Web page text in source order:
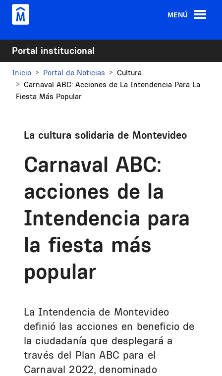
Pasar al contenido principal
MENÚ
Portal institucional
Inicio Portal de Noticias
Cultura
Carnaval ABC: Acciones de La Intendencia Para La
Fiesta Más Popular
La cultura solidaria de Montevideo
Carnaval ABC:
acciones de la
Intendencia para
la fiesta más
popular
La Intendencia de Montevideo
definió las acciones en beneficio de
la ciudadanía que desplegará a
través del Plan ABC para el
Carnaval 2022, denominado